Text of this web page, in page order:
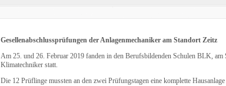
Gesellenabschlussprüfungen der Anlagenmechaniker am Standort Zeitz
Am 25. und 26. Februar 2019 fanden in den Berufsbildenden Schulen BLK,
Klimatechniker statt.
Die 12 Prüflinge mussten an den zwei Prüfungstagen eine komplette